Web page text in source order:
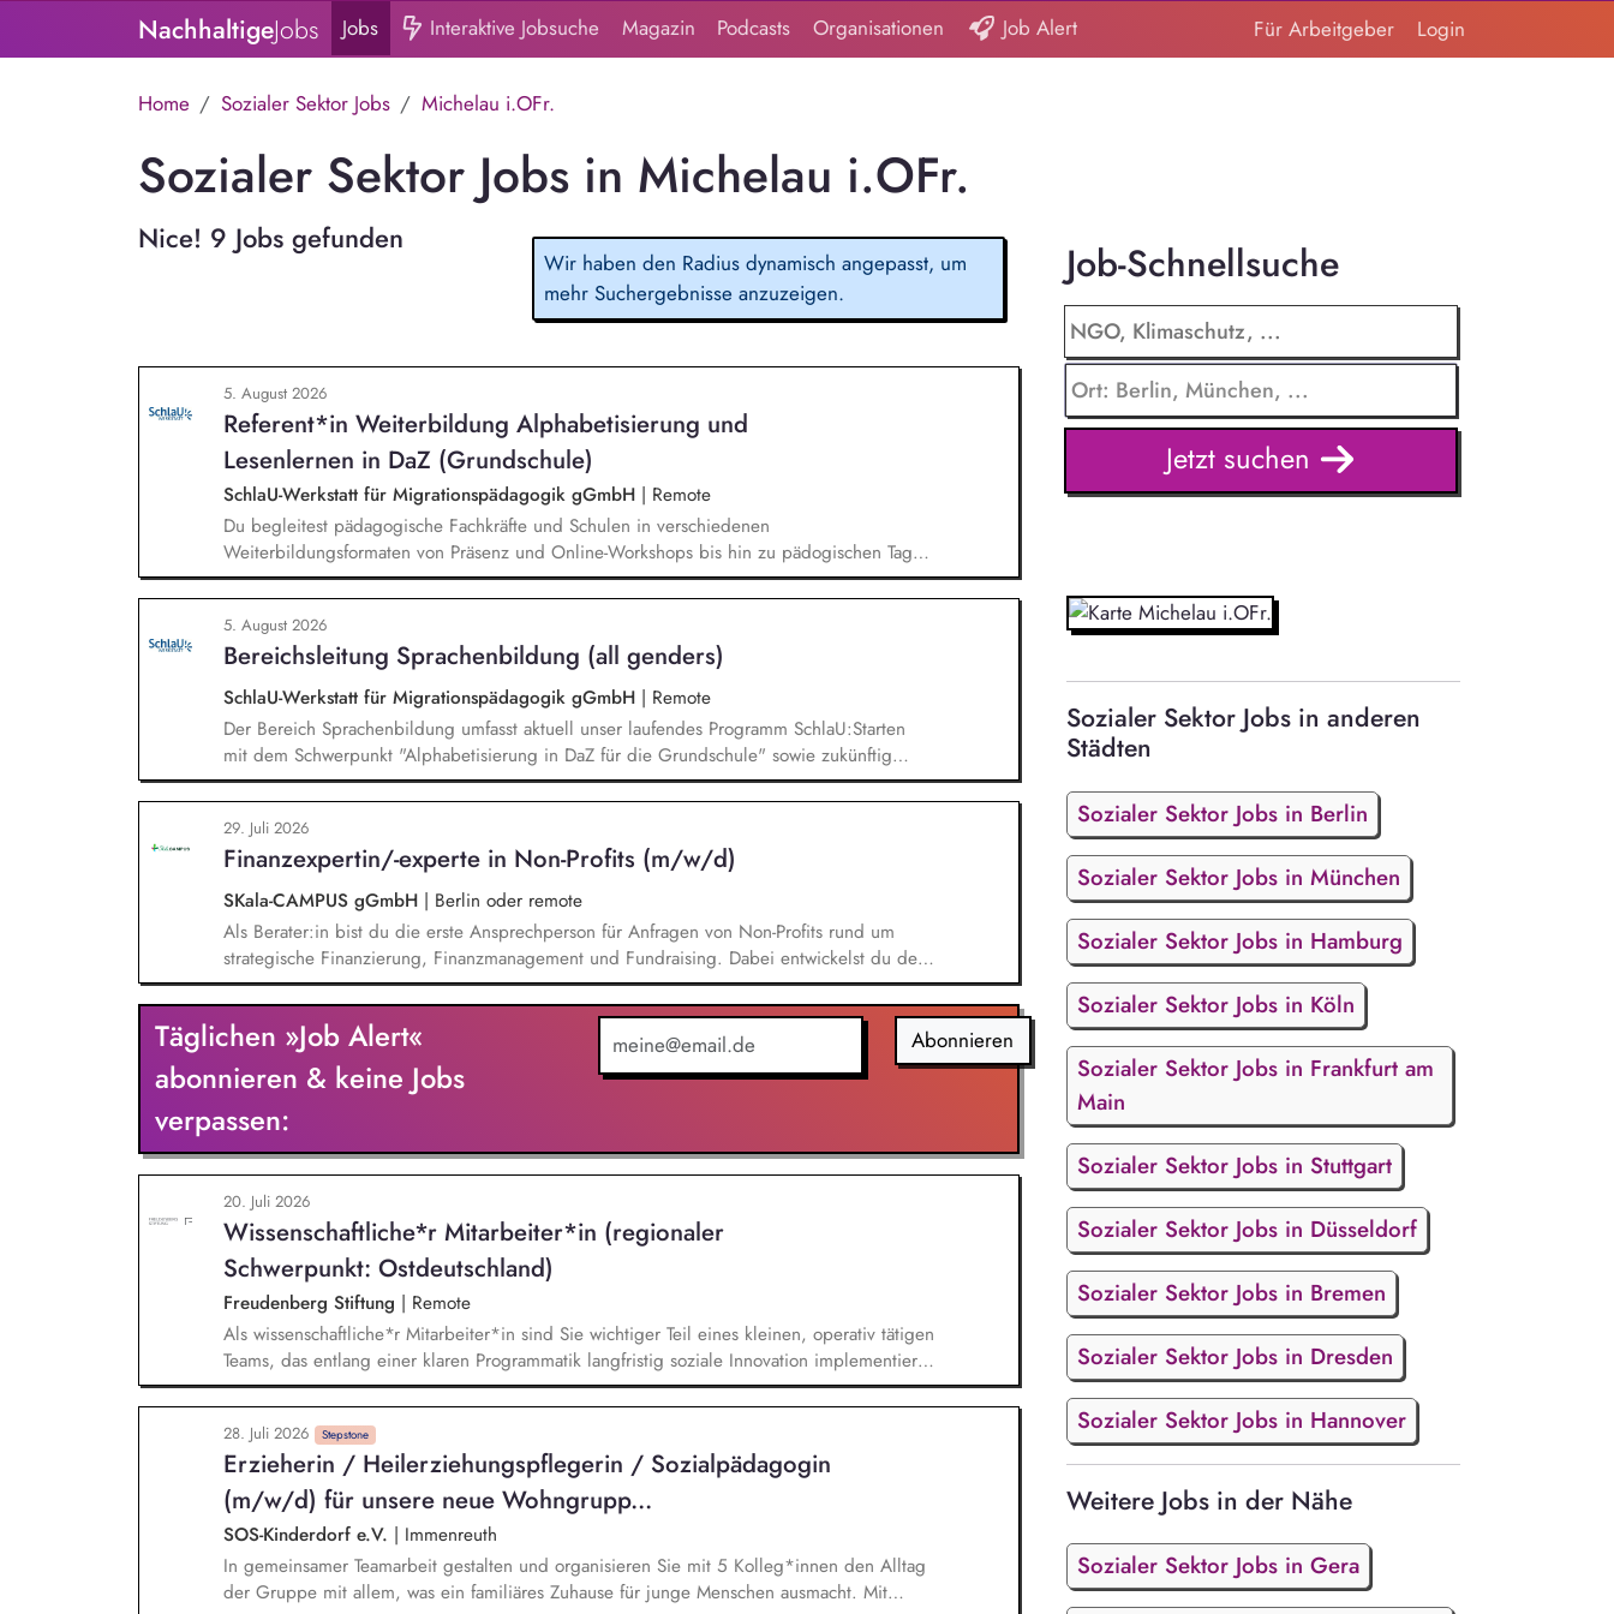
NachhaltigeJobs Jobs Interaktive Jobsuche Magazin Podcasts Organisationen Job Alert Für Arbeitgeber Login
Home Sozialer Sektor Jobs Michelau i.OFr.
Sozialer Sektor Jobs in Michelau i.OFr.
Nice! 9 Jobs gefunden
Wir haben den Radius dynamisch angepasst, um
mehr Suchergebnisse anzuzeigen.
5. August 2026
Referent*in Weiterbildung Alphabetisierung und
Lesenlernen in DaZ (Grundschule)
SchlaU-Werkstatt für Migrationspädagogik gGmbH | Remote
Du begleitest pädagogische Fachkräfte und Schulen in verschiedenen
Weiterbildungsformaten von Präsenz und Online-Workshops bis hin zu pädogischen Tagen
und erstellst Online-Selbstlernkurse für unsere Plattform schlau-lernen.org. Die inhaltlichen
Schwerpunkte liegen dabei auf den Bereichen Lesen lernen,
Mehrsprachigkeitsbewusstsein und Alphabetisierung in der Grundschule.
5. August 2026
Bereichsleitung Sprachenbildung (all genders)
SchlaU-Werkstatt für Migrationspädagogik gGmbH | Remote
Der Bereich Sprachenbildung umfasst aktuell unser laufendes Programm SchlaU:Starten
mit dem Schwerpunkt "Alphabetisierung in DaZ für die Grundschule" sowie zukünftig
weitere auf Unterrichtsmaterial bezogene Projekte mit den Schwerpunkten
sprachensensibles und rassismuskritisches Deutschlernen von der Grundschule bis in die
Berufliche Bildung. Der Bereich Sprachenbildung entwickelt in seinen Projekten dazu
zielgruppengerechte und innovative Unterrichtsmaterialien und begleitet pädagogische
Fachkräfte mit daran angeschlossenen Weiterbildungsangeboten online wie offline.
29. Juli 2026
Finanzexpertin/-experte in Non-Profits (m/w/d)
SKala-CAMPUS gGmbH | Berlin oder remote
Als Berater:in bist du die erste Ansprechperson für Anfragen von Non-Profits rund um
strategische Finanzierung, Finanzmanagement und Fundraising. Dabei entwickelst du den
gesamten Prozess von der Anfrage über Angebotserstellung bis zur eigenverantwortlichen
Umsetzung. Auf Basis der jeweiligen Herausforderungen entwickelst du passgenaue
Beratungsprozesse und berätst Organisationen zu zentralen Fragen ihrer finanziellen
Steuerung und strategischen Weiterentwicklung.
Täglichen »Job Alert«
abonnieren & keine Jobs
verpassen:
Abonnieren
20. Juli 2026
Wissenschaftliche*r Mitarbeiter*in (regionaler
Schwerpunkt: Ostdeutschland)
Freudenberg Stiftung | Remote
Als wissenschaftliche*r Mitarbeiter*in sind Sie wichtiger Teil eines kleinen, operativ tätigen
Teams, das entlang einer klaren Programmatik langfristig soziale Innovation implementiert.
Sie unterstützen die Geschäftsführung bei der Umsetzung der Stiftungsprogrammatik und
entwickeln dabei die Internationalisierungsstrategie der Stiftung weiter. Sie übersetzen
wissenschaftliche Erkenntnisse in alltagsangebundene Handlungsansätze entlang unserer
Stiftungsprogrammatik.
28. Juli 2026 Stepstone
Erzieherin / Heilerziehungspflegerin / Sozialpädagogin
(m/w/d) für unsere neue Wohngrupp...
SOS-Kinderdorf e.V. | Immenreuth
In gemeinsamer Teamarbeit gestalten und organisieren Sie mit 5 Kolleg*innen den Alltag
der Gruppe mit allem, was ein familiäres Zuhause für junge Menschen ausmacht. Mit
Job-Schnellsuche
Jetzt suchen
Sozialer Sektor Jobs in anderen
Städten
Sozialer Sektor Jobs in Berlin
Sozialer Sektor Jobs in München
Sozialer Sektor Jobs in Hamburg
Sozialer Sektor Jobs in Köln
Sozialer Sektor Jobs in Frankfurt am
Main
Sozialer Sektor Jobs in Stuttgart
Sozialer Sektor Jobs in Düsseldorf
Sozialer Sektor Jobs in Bremen
Sozialer Sektor Jobs in Dresden
Sozialer Sektor Jobs in Hannover
Weitere Jobs in der Nähe
Sozialer Sektor Jobs in Gera